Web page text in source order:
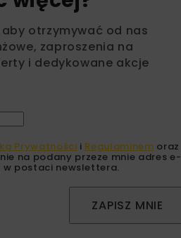
otrzymywać od nas
zaproszenia na
i dedykowane akcje
Prywatności i Regulaminem oraz
na podany przeze mnie adres e-
postaci newslettera.
ZAPISZ MNIE